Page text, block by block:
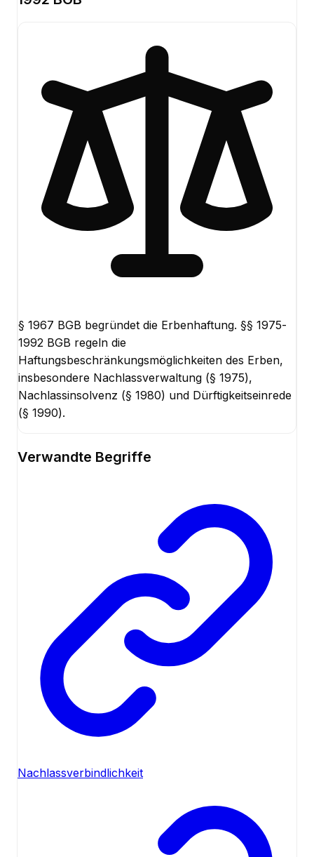
§ 1967 BGB begründet die Erbenhaftung. §§ 1975-
1992 BGB regeln die
Haftungsbeschränkungsmöglichkeiten des Erben,
insbesondere Nachlassverwaltung (§ 1975),
Nachlassinsolvenz (§ 1980) und Dürftigkeitseinrede
(§ 1990).
Verwandte Begriffe
Nachlassverbindlichkeit